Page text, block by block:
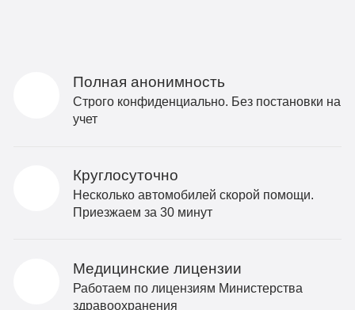
Полная анонимность
Строго конфиденциально. Без постановки на
учет
Круглосуточно
Несколько автомобилей скорой помощи.
Приезжаем за 30 минут
Медицинские лицензии
Работаем по лицензиям Министерства
здравоохранения